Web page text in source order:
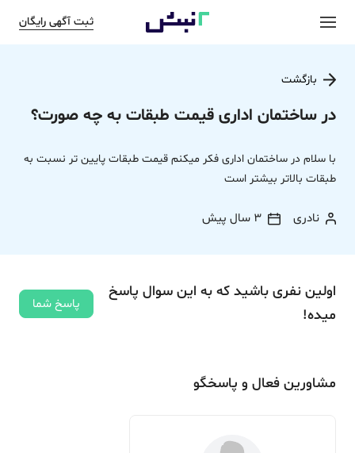
ثبت آگهی رایگان
بازگشت
در ساختمان اداری قیمت طبقات به چه صورت؟
با سلام در ساختمان اداری فکر میکنم قیمت طبقات پایین تر نسبت به
طبقات بالاتر بیشتر است
نادری 3 سال پیش
اولین نفری باشید که به این سوال پاسخ
میده!
پاسخ شما
مشاورین فعال و پاسخگو